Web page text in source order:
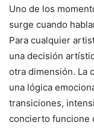
Uno de los
surge cuando
Para cualquier
una decisión
otra dimensión. La
una lógica
transiciones,
concierto funcione